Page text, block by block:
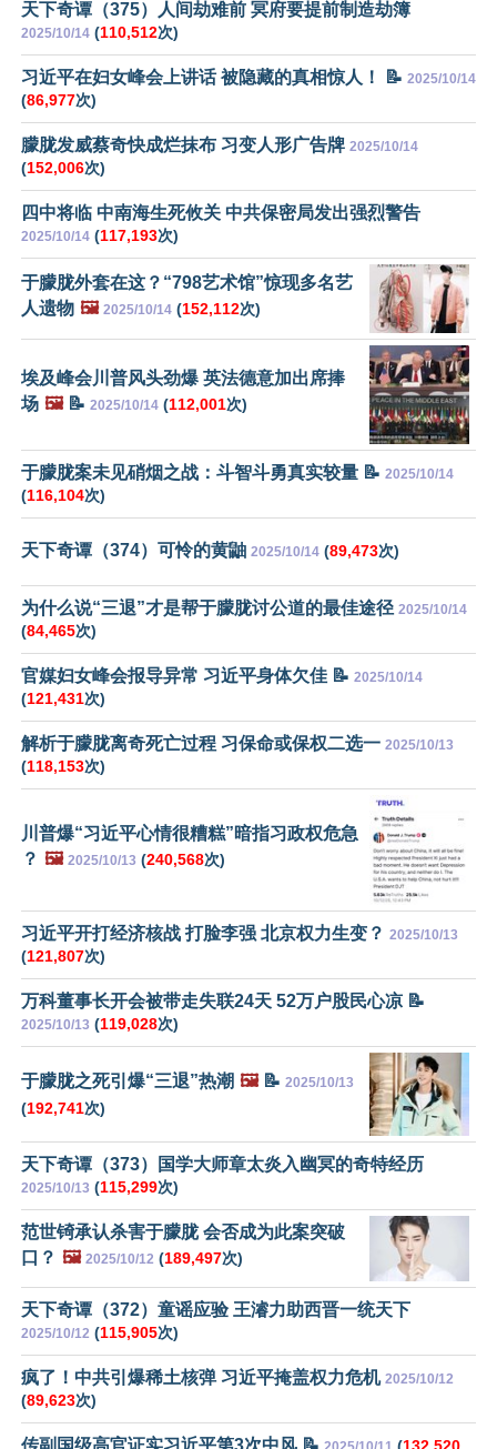
天下奇谭（375）人间劫难前 冥府要提前制造劫簿
2025/10/14 (110,512次)
习近平在妇女峰会上讲话 被隐藏的真相惊人！ 📝 2025/10/14
(86,977次)
朦胧发威蔡奇快成烂抹布 习变人形广告牌 2025/10/14
(152,006次)
四中将临 中南海生死攸关 中共保密局发出强烈警告
2025/10/14 (117,193次)
于朦胧外套在这？“798艺术馆”惊现多名艺
人遗物 🖼️ 2025/10/14 (152,112次)
埃及峰会川普风头劲爆 英法德意加出席捧
场 🖼️📝 2025/10/14 (112,001次)
于朦胧案未见硝烟之战：斗智斗勇真实较量 📝 2025/10/14
(116,104次)
天下奇谭（374）可怜的黄鼬 2025/10/14 (89,473次)
为什么说“三退”才是帮于朦胧讨公道的最佳途径 2025/10/14
(84,465次)
官媒妇女峰会报导异常 习近平身体欠佳 📝 2025/10/14
(121,431次)
解析于朦胧离奇死亡过程 习保命或保权二选一 2025/10/13
(118,153次)
川普爆“习近平心情很糟糕”暗指习政权危急
？ 🖼️ 2025/10/13 (240,568次)
习近平开打经济核战 打脸李强 北京权力生变？ 2025/10/13
(121,807次)
万科董事长开会被带走失联24天 52万户股民心凉 📝
2025/10/13 (119,028次)
于朦胧之死引爆“三退”热潮 🖼️📝 2025/10/13
(192,741次)
天下奇谭（373）国学大师章太炎入幽冥的奇特经历
2025/10/13 (115,299次)
范世锜承认杀害于朦胧 会否成为此案突破
口？ 🖼️ 2025/10/12 (189,497次)
天下奇谭（372）童谣应验 王濬力助西晋一统天下
2025/10/12 (115,905次)
疯了！中共引爆稀土核弹 习近平掩盖权力危机 2025/10/12
(89,623次)
传副国级高官证实习近平第3次中风 📝 (132,520